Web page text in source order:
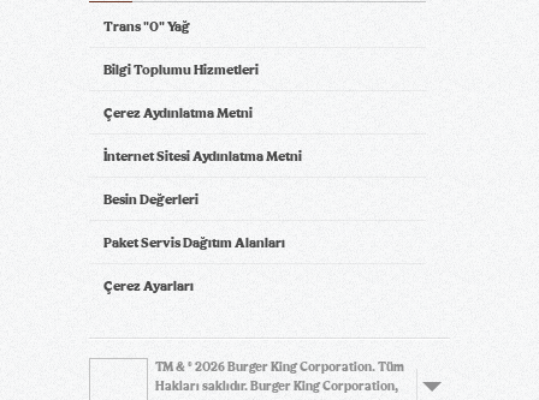
Trans "0" Yağ
Bilgi Toplumu Hizmetleri
Çerez Aydınlatma Metni
İnternet Sitesi Aydınlatma Metni
Besin Değerleri
Paket Servis Dağıtım Alanları
Çerez Ayarları
TM & © 2026 Burger King Corporation. Tüm
Hakları saklıdır. Burger King Corporation,